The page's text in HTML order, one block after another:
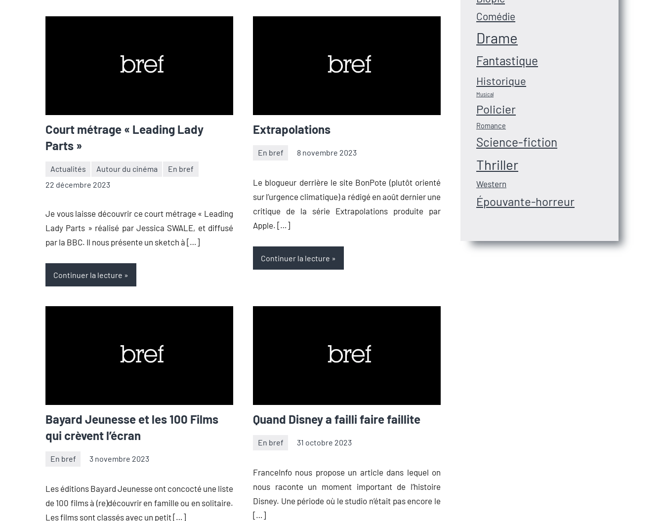
Court métrage « Leading Lady
Parts »
Actualités Autour du cinéma
En bref
22 décembre 2023
Thibaut
Aucun
Je vous laisse découvrir ce court métrage « Leading
Lady Parts » réalisé par Jessica SWALE, et diffusé
par la BBC. Il nous présente un sketch à […]
Continuer la lecture
Extrapolations
En bref 8 novembre 2023
Le blogueur derrière le site BonPote (plutôt orienté
sur l’urgence climatique) a rédigé en août dernier une
critique de la série Extrapolations produite par
Apple. […]
Continuer la lecture
Bayard Jeunesse et les 100 Films
qui crèvent l’écran
En bref 3 novembre 2023
Les éditions Bayard Jeunesse ont concocté une liste
de 100 films à (re)découvrir en famille ou en solitaire.
Les films sont classés avec un petit […]
Quand Disney a failli faire faillite
En bref 31 octobre 2023
FranceInfo nous propose un article dans lequel on
nous raconte un moment important de l’histoire
Disney. Une période où le studio n’était pas encore le
[…]
Comédie
Drame
Fantastique
Historique
Musical
Policier
Romance
Science-fiction
Thriller
Western
Épouvante-horreur